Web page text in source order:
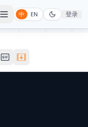
中 EN 登录